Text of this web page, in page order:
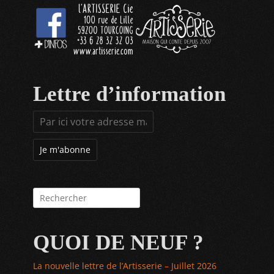
Lettre d’information
Rechercher :
QUOI DE NEUF ?
La nouvelle lettre de l’Artisserie – Juillet 2026